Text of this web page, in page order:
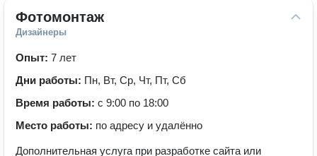
Фотомонтаж
Дизайнеры
Опыт: 7 лет
Дни работы: Пн, Вт, Ср, Чт, Пт, Сб
Время работы: с 9:00 по 18:00
Место работы: по адресу и удалённо
Дополнительная услуга при разработке сайта или